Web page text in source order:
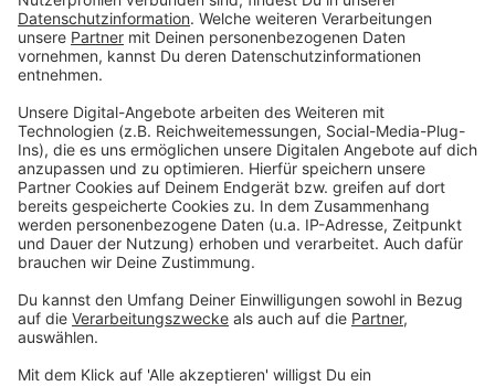
Alle Augen auf Taylor Swift gerichtet
Anzeige
Besondere Aufmerksamkeit erhält auch eine Person
im VIP-Bereich: Megastar Taylor Swift. Die Musikikone
ist die Freundin von Tight End Travis Kelce. Seit die
Beziehung der beiden öffentlich wurde, war Taylor
Swift zumeist bei den Spielen dabei, um ihren Freund
anzufeuern. Fernsehkameras sind ständig auf sie
gerichtet. Mit Bekanntgabe der Liaison erfuhr die NFL
im Übrigen auch einen stetigen Zuwachs an
Zuschauerzahlen von unter 39-Jährigen. Eine